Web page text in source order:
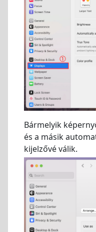
Bármelyik
és a másik
kijelzővé válik.